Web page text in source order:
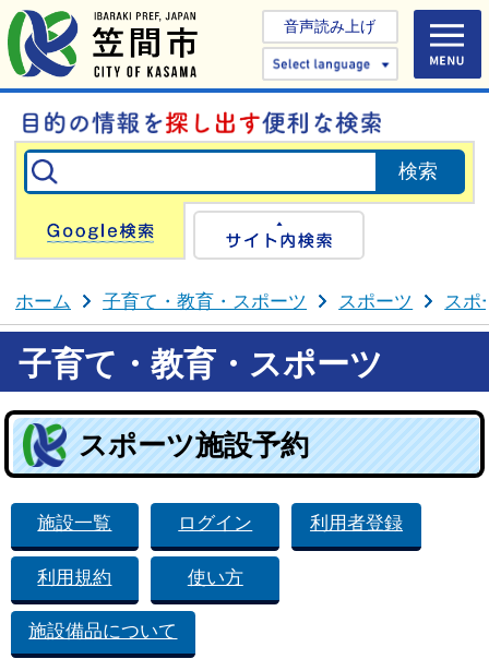
音声読み上げ
Select
Google検索
ホーム 子育て・教育・スポーツ スポーツ スポ
子育て・教育・スポーツ
スポーツ施設予約
施設一覧 ログイン 利用者登録
利用規約 使い方
施設備品について